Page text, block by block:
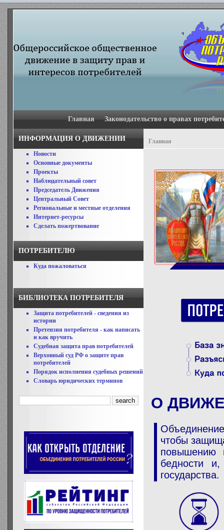
Главная Законодательство о правах
ИНФОРМАЦИЯ О ДВИЖЕНИИ
Новости
Основные документы
Проекты
Наблюдательный совет
Председатель Движения
Центральный Совет
Региональные и местные отделения
Интернет-ресурсы
Сделать пожертвование
ПОТРЕБИТЕЛЮ
Куда пожаловаться
БИБЛИОТЕКА ПОТРЕБИТЕЛЯ
Защита потребителей - сведения из
истории
Претензия потребителя - как написать
и как вручить
Судебная защита прав потребителей
Верховный суд РФ о защите прав
потребителей
Порядок исполнения судебных решений
Словарь юридических терминов
Главная
О
чтобы
повышению
бедности
государства.